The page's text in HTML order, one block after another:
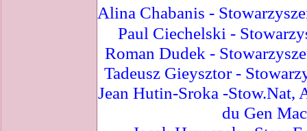
Alina Chabanis -
Paul Ciechelski -
Roman Dudek -
Tadeusz Gieysztor -
Jean Hutin-Sroka -Stow.Nat,
du Gen